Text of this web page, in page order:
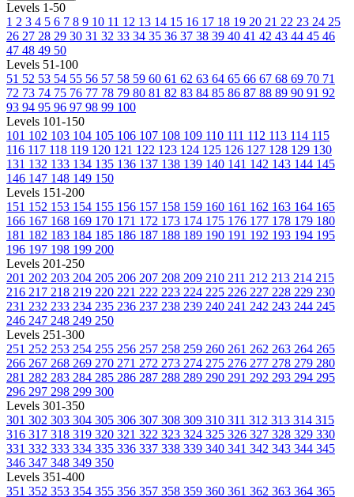
Levels 1-50
1 2 3 4 5 6 7 8 9 10 11 12 13 14 15 16 17 18 19 20 21 22 23 24 25
26 27 28 29 30 31 32 33 34 35 36 37 38 39 40 41 42 43 44 45 46
47 48 49 50
Levels 51-100
51 52 53 54 55 56 57 58 59 60 61 62 63 64 65 66 67 68 69 70 71
72 73 74 75 76 77 78 79 80 81 82 83 84 85 86 87 88 89 90 91 92
93 94 95 96 97 98 99 100
Levels 101-150
101 102 103 104 105 106 107 108 109 110 111 112 113 114 115
116 117 118 119 120 121 122 123 124 125 126 127 128 129 130
131 132 133 134 135 136 137 138 139 140 141 142 143 144 145
146 147 148 149 150
Levels 151-200
151 152 153 154 155 156 157 158 159 160 161 162 163 164 165
166 167 168 169 170 171 172 173 174 175 176 177 178 179 180
181 182 183 184 185 186 187 188 189 190 191 192 193 194 195
196 197 198 199 200
Levels 201-250
201 202 203 204 205 206 207 208 209 210 211 212 213 214 215
216 217 218 219 220 221 222 223 224 225 226 227 228 229 230
231 232 233 234 235 236 237 238 239 240 241 242 243 244 245
246 247 248 249 250
Levels 251-300
251 252 253 254 255 256 257 258 259 260 261 262 263 264 265
266 267 268 269 270 271 272 273 274 275 276 277 278 279 280
281 282 283 284 285 286 287 288 289 290 291 292 293 294 295
296 297 298 299 300
Levels 301-350
301 302 303 304 305 306 307 308 309 310 311 312 313 314 315
316 317 318 319 320 321 322 323 324 325 326 327 328 329 330
331 332 333 334 335 336 337 338 339 340 341 342 343 344 345
346 347 348 349 350
Levels 351-400
351 352 353 354 355 356 357 358 359 360 361 362 363 364 365